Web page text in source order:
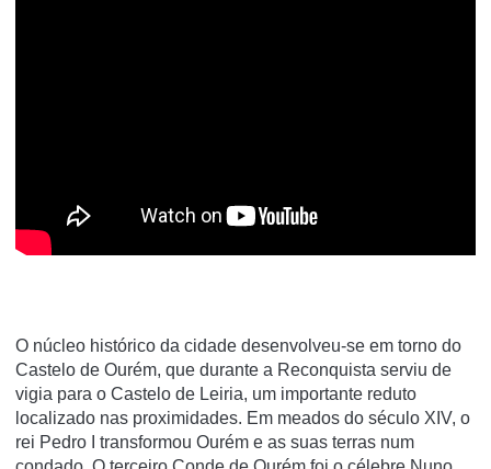
O núcleo histórico da cidade desenvolveu-se em torno do
Castelo de Ourém, que durante a Reconquista serviu de
vigia para o Castelo de Leiria, um importante reduto
localizado nas proximidades. Em meados do século XIV, o
rei Pedro I transformou Ourém e as suas terras num